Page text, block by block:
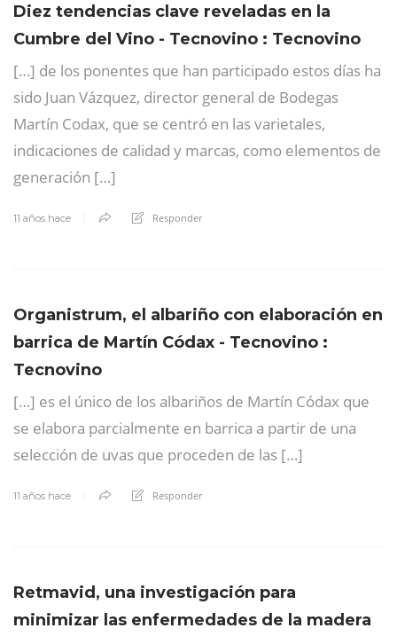
Diez tendencias clave reveladas en la
Cumbre del Vino - Tecnovino : Tecnovino
[…] de los ponentes que han participado estos días ha
sido Juan Vázquez, director general de Bodegas
Martín Codax, que se centró en las varietales,
indicaciones de calidad y marcas, como elementos de
generación […]
11 años hace Responder
Organistrum, el albariño con elaboración en
barrica de Martín Códax - Tecnovino :
Tecnovino
[…] es el único de los albariños de Martín Códax que
se elabora parcialmente en barrica a partir de una
selección de uvas que proceden de las […]
11 años hace Responder
Retmavid, una investigación para
minimizar las enfermedades de la madera